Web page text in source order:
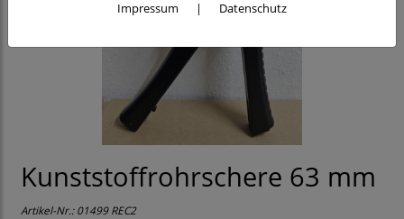
Kunststoffrohrschere 63 mm
Artikel-Nr.:01499 REC2
Impressum | Datenschutz